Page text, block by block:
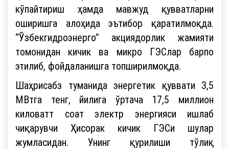
кўпайтириш ҳамда мавжуд қувватларни
оширишга алоҳида эътибор қаратилмоқда.
“Ўзбекгидроэнерго” акциядорлик жамияти
томонидан кичик ва микро ГЭСлар барпо
этилиб, фойдаланишга топширилмоқда.
Шаҳрисабз туманида энергетик қуввати 3,5
МВтга тенг, йилига ўртача 17,5 миллион
киловатт соат электр энергияси ишлаб
чиқарувчи Ҳисорак кичик ГЭСи шулар
жумласидан. Унинг қурилиши тўлиқ